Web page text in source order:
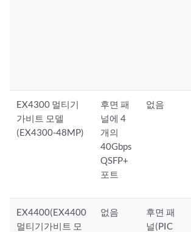
EX4300 멀티기
가비트 모델
(EX4300-48MP)
후면 패
널에 4
개의
40Gbps
QSFP+
포트
없음
EX4400(EX4400
멀티기가비트 모
없음
후면 패
널(PIC